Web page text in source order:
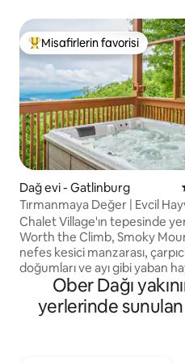
Misafirlerin favorilerinden en
Misafirlerin favorisi
Dağ evi - Gatlinburg
Tırmanmaya Değer | Evcil
Jakuzi + Manzara
Chalet Village'ın tepesinde
Worth the Climb, Smoky
nefes kesici manzarası,
doğumları ve ayı gibi yaban
şansıyla adının hakkını
Gatlinburg yakınlarındaki bu
odalı, evcil hayvan dostu
Ober Dağı
yerlerinde